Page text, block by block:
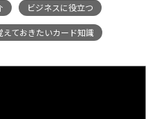
ビジネスに役立つ
えておきたいカード知識